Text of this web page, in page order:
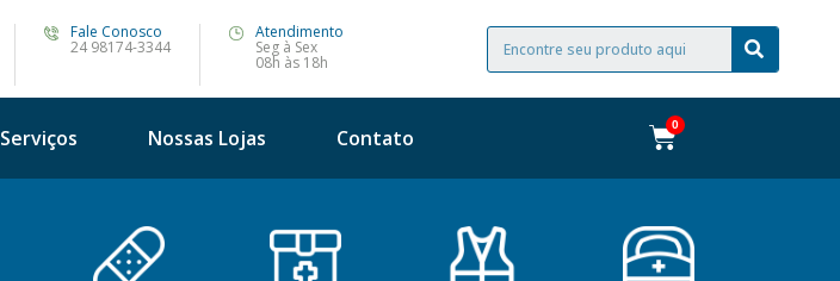
Fale Conosco
24 98174-3344
Atendimento
Seg à Sex
08h às 18h
Serviços Nossas Lojas Contato